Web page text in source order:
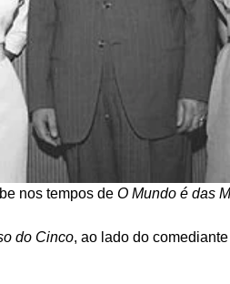
nos tempos de O Mundo é das
do Cinco, ao lado do